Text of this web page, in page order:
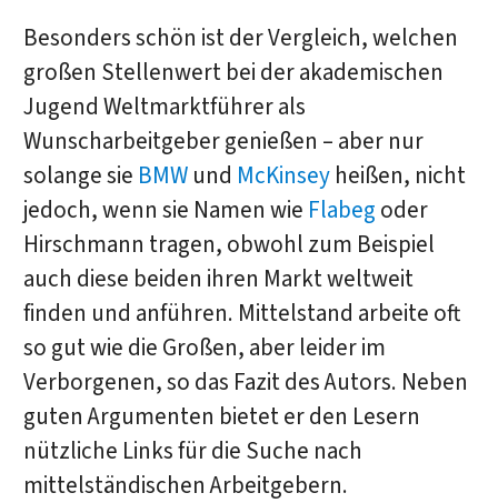
Besonders schön ist der Vergleich, welchen
großen Stellenwert bei der akademischen
Jugend Weltmarktführer als
Wunscharbeitgeber genießen – aber nur
solange sie BMWund McKinseyheißen, nicht
jedoch, wenn sie Namen wie Flabeg oder
Hirschmann tragen, obwohl zum Beispiel
auch diese beiden ihren Markt weltweit
finden und anführen. Mittelstand arbeite oft
so gut wie die Großen, aber leider im
Verborgenen, so das Fazit des Autors. Neben
guten Argumenten bietet er den Lesern
nützliche Links für die Suche nach
mittelständischen Arbeitgebern.